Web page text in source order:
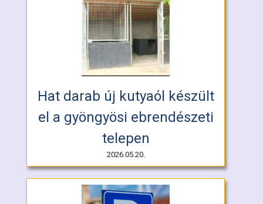
Hat darab új kutyaól készült
el a gyöngyösi ebrendészeti
telepen
2026.05.20.